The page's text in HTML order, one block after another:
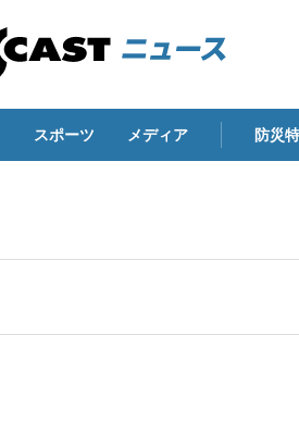
スポーツ メディア 防災